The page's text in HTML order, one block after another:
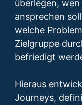
überlegen,
ansprechen
welche
Zielgruppe
befriedigt
Hieraus
Journeys,